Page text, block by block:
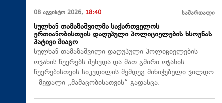
08 აგვისტო 2026, 18:40 სამართალი
სულხან თამაზაშვილმა საქართველოს
ერთიანობისთვის დაღუპული პოლიციელების ხსოვნას
პატივი მიაგო
სულხან თამაზაშვილი დაღუპული პოლიციელების
ოჯახის წევრებს შეხვდა და მათ გმირი ოჯახის
წევრებისთვის სიკვდილის შემდეგ მინიჭებული ჯილდო
- მედალი „მამაცობისათვის“ გადასცა.